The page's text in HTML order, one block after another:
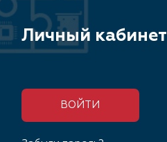
Личный кабинет
ВОЙТИ